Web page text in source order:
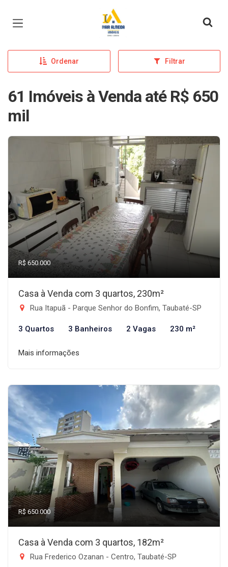
Página inicial
Ordenar Filtrar
61 Imóveis à Venda até R$ 650
mil
R$ 650.000
Casa à Venda com 3 quartos, 230m²
Rua Itapuã - Parque Senhor do Bonfim, Taubaté-SP
3 Quartos 3 Banheiros 2 Vagas 230 m²
Mais informações
R$ 650.000
Casa à Venda com 3 quartos, 182m²
Rua Frederico Ozanan - Centro, Taubaté-SP